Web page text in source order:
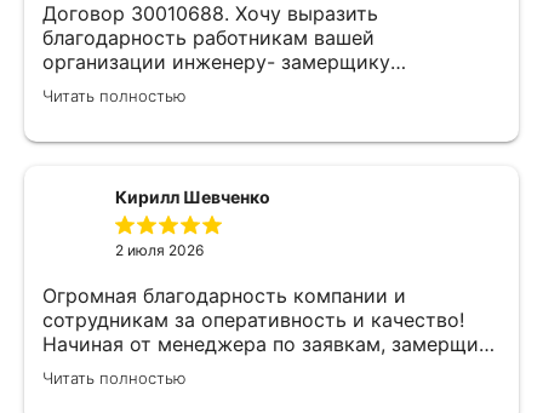
Договор 30010688. Хочу выразить
благодарность работникам вашей
организации инженеру- замерщику
Кулабухову Николаю,и мастеру монтажа Илье
.Спасибо за проделанную работу и
быстро,качественно,профессионально сделал
свою работу,убрал за собой ,что очень
приятно.Мне все понравилось .Хорошая
Читать полностью
Кирилл Шевченко
2 июля 2026
Огромная благодарность компании и
сотрудникам за оперативность и качество!
Начиная от менеджера по заявкам, замерщика
и установщиков. Объяснили про полотно и
системы монтажа, дали выбор, сделали
Читать полностью